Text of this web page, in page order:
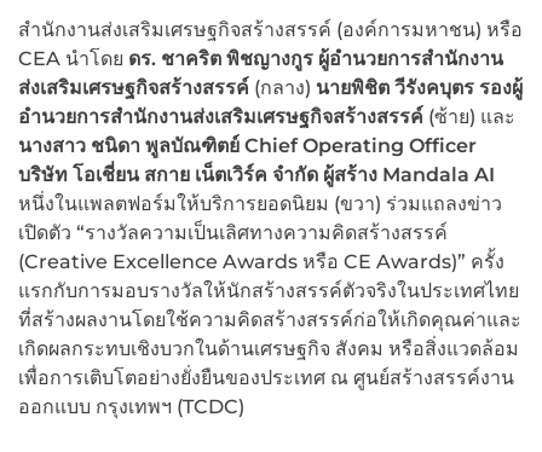
สำนักงานส่งเสริมเศรษฐกิจสร้างสรรค์ (องค์การมหาชน) หรือ
CEA นำโดย ดร. ชาคริต พิชญางกูร ผู้อำนวยการสำนักงาน
ส่งเสริมเศรษฐกิจสร้างสรรค์ (กลาง) นายพิชิต วีรังคบุตร รองผู้
อำนวยการสำนักงานส่งเสริมเศรษฐกิจสร้างสรรค์ (ซ้าย) และ
นางสาว ชนิดา พูลบัณฑิตย์ Chief Operating Officer
บริษัท โอเชี่ยน สกาย เน็ตเวิร์ค จำกัด ผู้สร้าง Mandala AI
หนึ่งในแพลตฟอร์มให้บริการยอดนิยม (ขวา) ร่วมแถลงข่าว
เปิดตัว “รางวัลความเป็นเลิศทางความคิดสร้างสรรค์
(Creative Excellence Awards หรือ CE Awards)” ครั้ง
แรกกับการมอบรางวัลให้นักสร้างสรรค์ตัวจริงในประเทศไทย
ที่สร้างผลงานโดยใช้ความคิดสร้างสรรค์ก่อให้เกิดคุณค่าและ
เกิดผลกระทบเชิงบวกในด้านเศรษฐกิจ สังคม หรือสิ่งแวดล้อม
เพื่อการเติบโตอย่างยั่งยืนของประเทศ ณ ศูนย์สร้างสรรค์งาน
ออกแบบ กรุงเทพฯ (TCDC)